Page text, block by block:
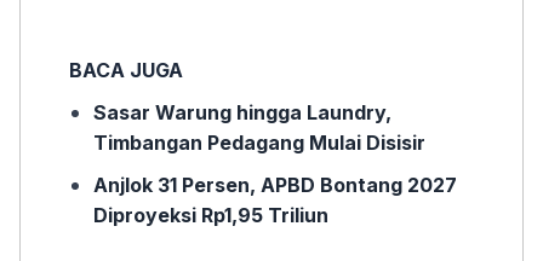
BACA JUGA
Sasar Warung hingga Laundry,
Timbangan Pedagang Mulai Disisir
Anjlok 31 Persen, APBD Bontang 2027
Diproyeksi Rp1,95 Triliun